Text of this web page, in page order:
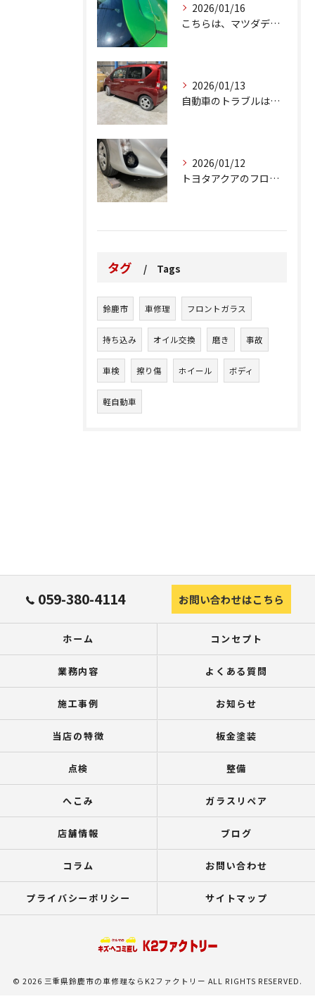
2026/01/16
こちらは、マツダデミオのゲートのルーフスポイラーで、経年劣化...
2026/01/13
自動車のトラブルは、日常生活において避けられない出来事の一つ...
2026/01/12
トヨタアクアのフロントバンパーの右下側を縁石にぶつけてできた...
タグ Tags
鈴鹿市 車修理 フロントガラス
持ち込み オイル交換 磨き 事故
車検 擦り傷 ホイール ボディ
軽自動車
059-380-4114 お問い合わせはこちら
ホーム コンセプト
業務内容 よくある質問
施工事例 お知らせ
当店の特徴 板金塗装
点検 整備
へこみ ガラスリペア
店舗情報 ブログ
コラム お問い合わせ
プライバシーポリシー サイトマップ
© 2026 三重県鈴鹿市の車修理ならK2ファクトリー ALL RIGHTS RESERVED.